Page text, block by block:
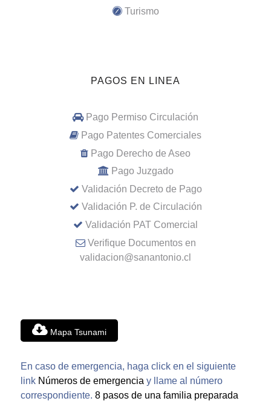
Turismo
PAGOS EN LINEA
Pago Permiso Circulación
Pago Patentes Comerciales
Pago Derecho de Aseo
Pago Juzgado
Validación Decreto de Pago
Validación P. de Circulación
Validación PAT Comercial
Verifique Documentos en
validacion@sanantonio.cl
Mapa Tsunami
En caso de emergencia, haga click en el siguiente
link Números de emergencia y llame al número
correspondiente. 8 pasos de una familia preparada